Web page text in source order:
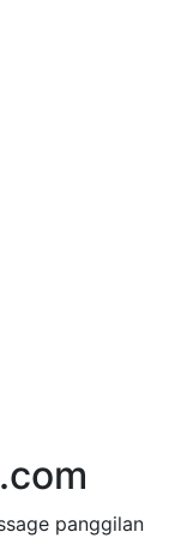
panggilan